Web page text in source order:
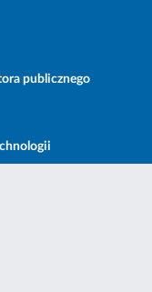
publicznego